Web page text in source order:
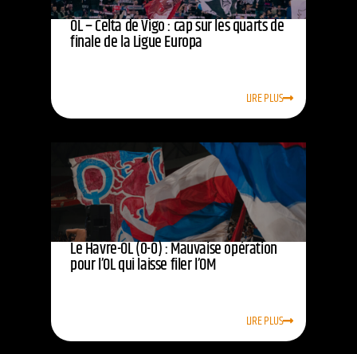
OL – Celta de Vigo : cap sur les quarts de
finale de la Ligue Europa
LIRE PLUS
Le Havre-OL (0-0) : Mauvaise opération
pour l’OL qui laisse filer l’OM
LIRE PLUS